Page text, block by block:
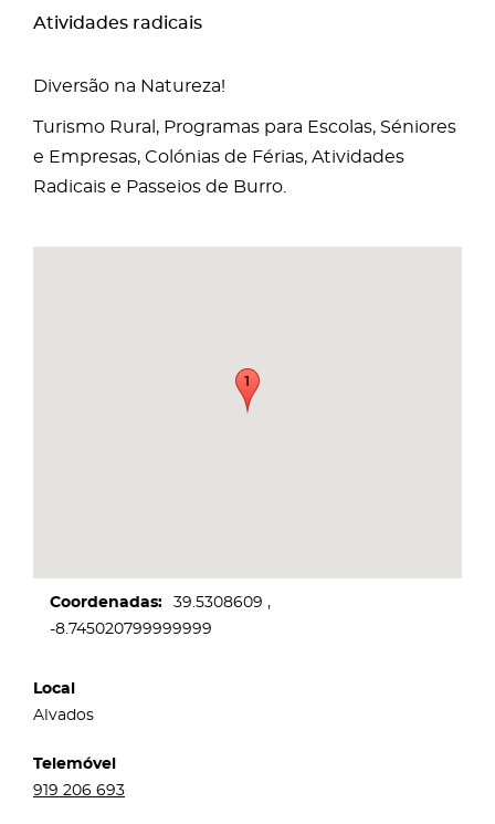
Atividades radicais
Diversão na Natureza!
Turismo Rural, Programas para Escolas, Séniores
e Empresas, Colónias de Férias, Atividades
Radicais e Passeios de Burro.
Coordenadas
39.5308609
-8.745020799999999
Local
Alvados
Telemóvel
919 206 693